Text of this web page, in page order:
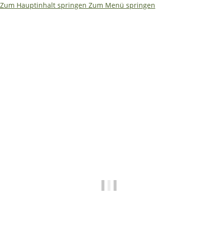
Zum Hauptinhalt springen Zum Menü springen
🔧 Technische Hilfe (Mo–Fr · 09:00–14:00